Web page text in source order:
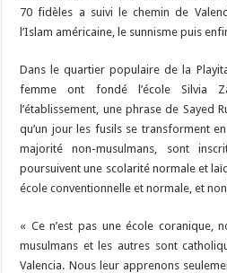
70 fidèles a suivi le chemin de
l’Islam américaine, le sunnisme puis
Dans le quartier populaire de la
femme ont fondé l’école Silvia
l’établissement, une phrase de Sayed
qu’un jour les fusils se transforment
majorité non-musulmans, sont
poursuivent une scolarité normale et
école conventionnelle et normale, et
« Ce n’est pas une école coranique,
musulmans et les autres sont
Valencia. Nous leur apprenons